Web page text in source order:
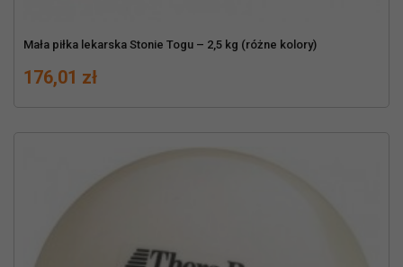
Mała piłka lekarska Stonie Togu – 2,5 kg (różne kolory)
Cena
176,01 zł